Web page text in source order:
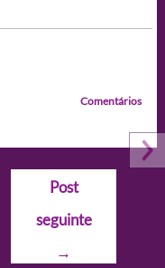
Comentários
Post
seguinte
→